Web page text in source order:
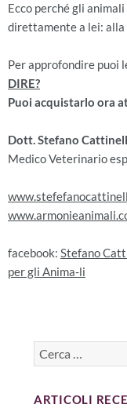
Ecco perché gli
direttamente a lei: alla
Per approfondire puoi
DIRE?
Puoi acquistarlo ora
Dott. Stefano
Medico Veterinario
facebook: Stefano
per gli Anima-li
ARTICOLI